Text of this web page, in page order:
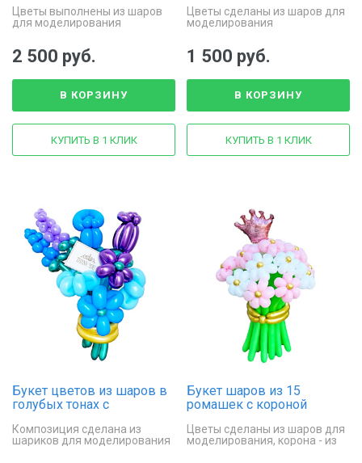
Цветы выполнены из шаров
для моделирования
2 500 руб.
В КОРЗИНУ
КУПИТЬ В 1 КЛИК
Цветы сделаны из шаров для
моделирования
1 500 руб.
В КОРЗИНУ
КУПИТЬ В 1 КЛИК
Букет цветов из шаров в
голубых тонах с
карточкой
Композиция сделана из
шариков для моделирования
Букет шаров из 15
ромашек с короной
Цветы сделаны из шаров для
моделирования, корона - из